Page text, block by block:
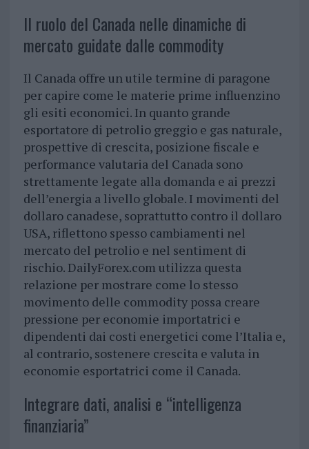
Il ruolo del Canada nelle dinamiche di
mercato guidate dalle commodity
Il Canada offre un utile termine di paragone
per capire come le materie prime influenzino
gli esiti economici. In quanto grande
esportatore di petrolio greggio e gas naturale,
prospettive di crescita, posizione fiscale e
performance valutaria del Canada sono
strettamente legate alla domanda e ai prezzi
dell’energia a livello globale. I movimenti del
dollaro canadese, soprattutto contro il dollaro
USA, riflettono spesso cambiamenti nel
mercato del petrolio e nel sentiment di
rischio. DailyForex.com utilizza questa
relazione per mostrare come lo stesso
movimento delle commodity possa creare
pressione per economie importatrici e
dipendenti dai costi energetici come l’Italia e,
al contrario, sostenere crescita e valuta in
economie esportatrici come il Canada.
Integrare dati, analisi e “intelligenza
finanziaria”